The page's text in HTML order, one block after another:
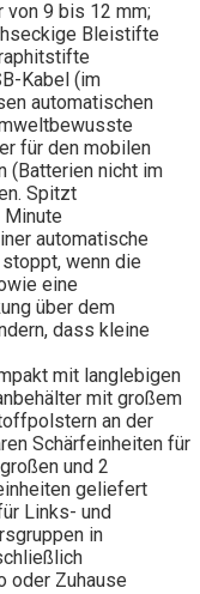
9 bis 12 mm;
Bleistifte
Kabel (im
automatischen
für den mobilen
(Batterien nicht im
Spitzt
automatische
wenn die
eine
über dem
dass kleine
mit langlebigen
mit großem
an der
Schärfeinheiten für
und 2
geliefert
Links- und
in
oder Zuhause